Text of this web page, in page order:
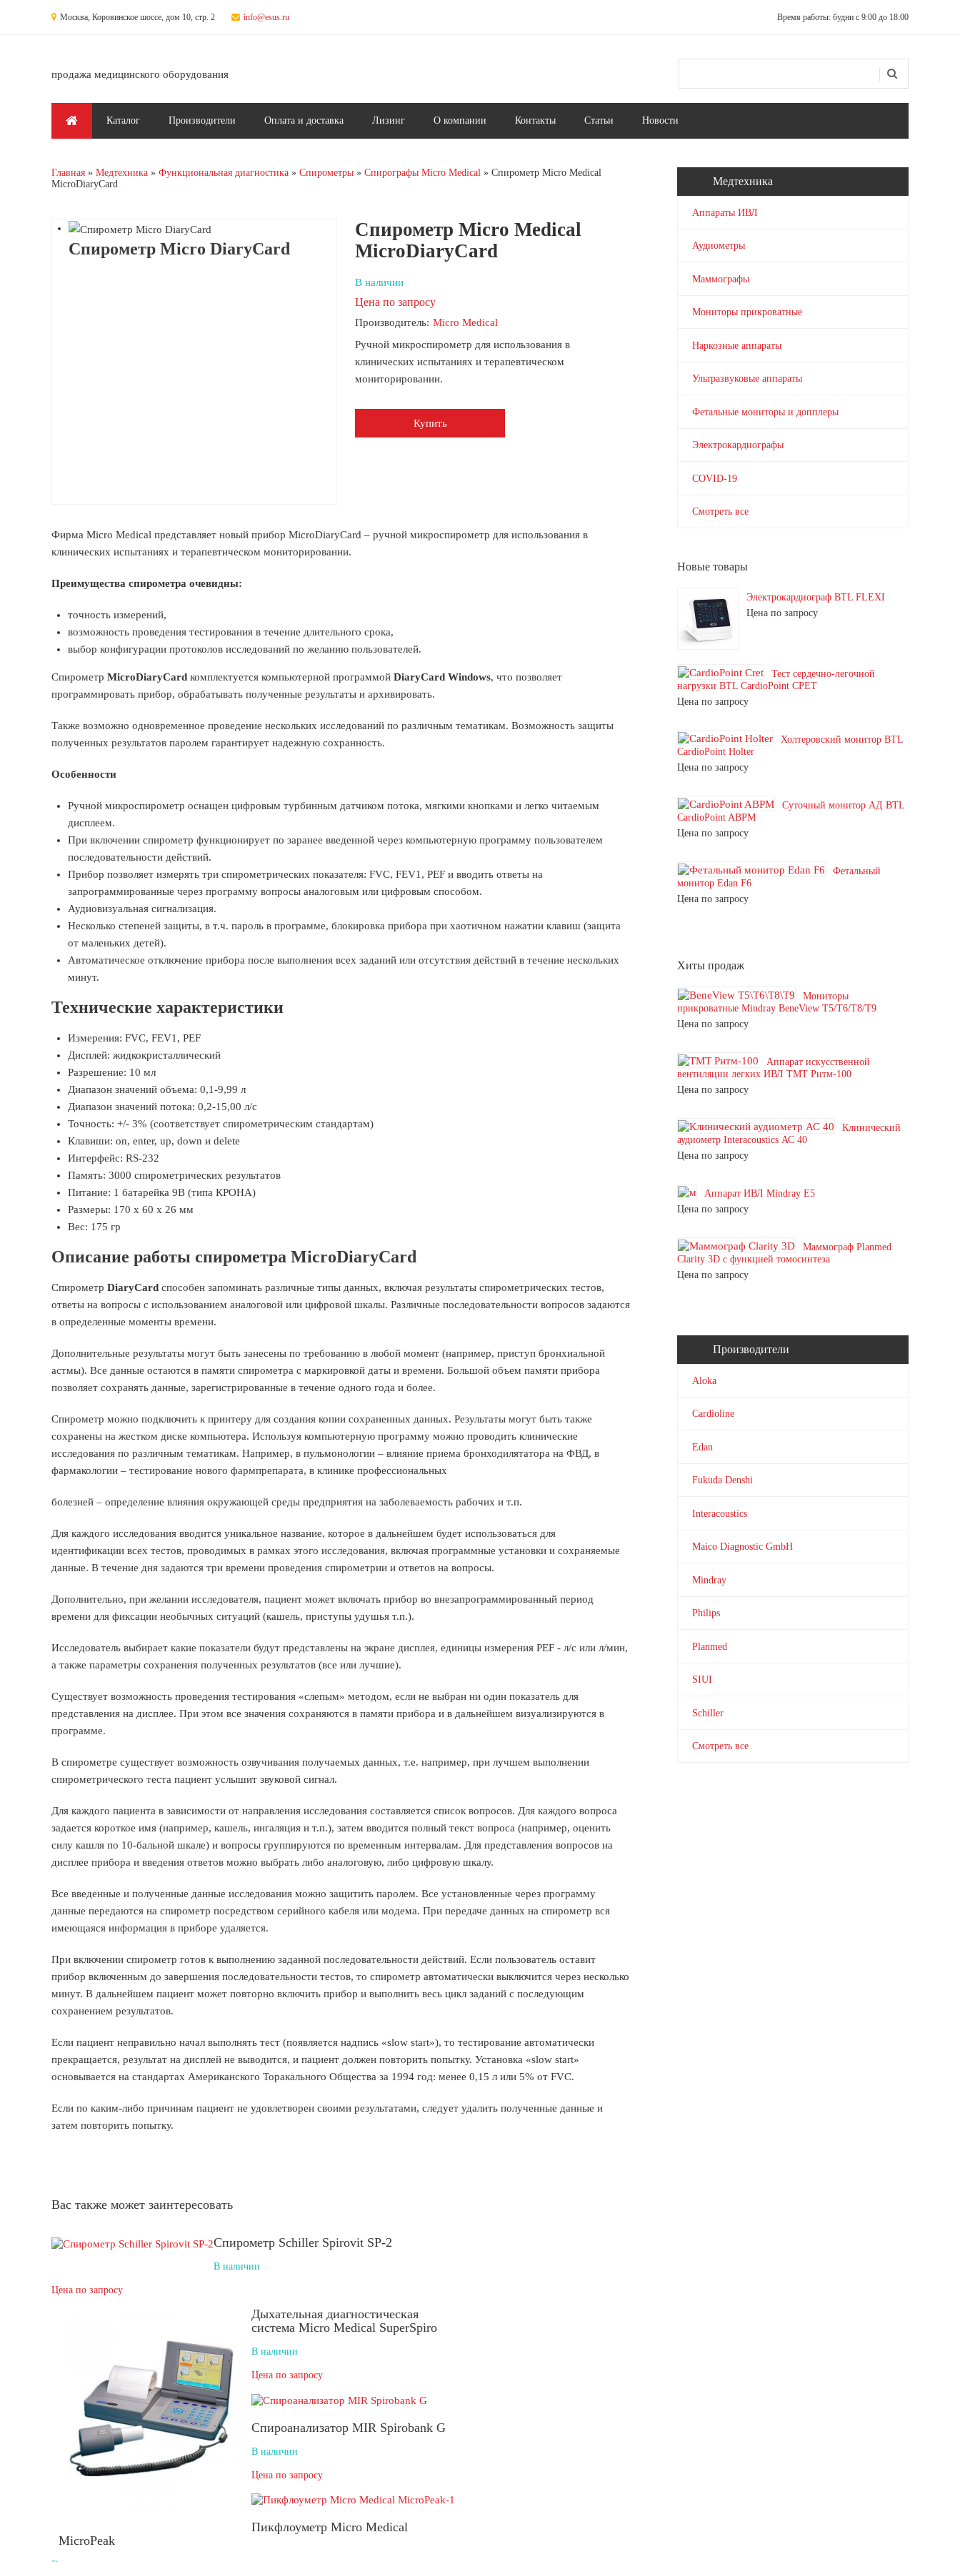
Москва, Коровинское шоссе, дом 10, стр. 2 info@esus.ru Время работы: будни с 9:00 до 18:00
продажа медицинского оборудования
Главное менюКаталог Производители Оплата и доставка Лизинг О компании Контакты Статьи Новости
Главная Медтехника Функциональная диагностика Спирометры Cпирографы Micro Medical
Спирометр Micro Medical
MicroDiaryCard
Спирометр Micro DiaryCard
Спирометр Micro Medical
MicroDiaryCard
В наличии
Цена по запросу
Производитель: Micro Medical
Ручной микроспирометр для использования в
клинических испытаниях и терапевтическом
мониторировании.
Купить
Фирма Micro Medical представляет новый прибор MicroDiaryCard – ручной микроспирометр для использования в
клинических испытаниях и терапевтическом мониторировании.
Преимущества спирометра очевидны:
точность измерений,
возможность проведения тестирования в течение длительного срока,
выбор конфигурации протоколов исследований по желанию пользователей.
Спирометр MicroDiaryCard комплектуется компьютерной программой DiaryCard Windows, что позволяет
программировать прибор, обрабатывать полученные результаты и архивировать.
Также возможно одновременное проведение нескольких исследований по различным тематикам. Возможность защиты
полученных результатов паролем гарантирует надежную сохранность.
Особенности
Ручной микроспирометр оснащен цифровым турбинным датчиком потока, мягкими кнопками и легко читаемым
дисплеем.
При включении спирометр функционирует по заранее введенной через компьютерную программу пользователем
последовательности действий.
Прибор позволяет измерять три спирометрических показателя: FVC, FEV1, PEF и вводить ответы на
запрограммированные через программу вопросы аналоговым или цифровым способом.
Аудиовизуальная сигнализация.
Несколько степеней защиты, в т.ч. пароль в программе, блокировка прибора при хаотичном нажатии клавиш (защита
от маленьких детей).
Автоматическое отключение прибора после выполнения всех заданий или отсутствия действий в течение нескольких
минут.
Технические характеристики
Измерения: FVC, FEV1, PEF
Дисплей: жидкокристаллический
Разрешение: 10 мл
Диапазон значений объема: 0,1-9,99 л
Диапазон значений потока: 0,2-15,00 л/с
Точность: +/- 3% (соответствует спирометрическим стандартам)
Клавиши: on, enter, up, down и delete
Интерфейс: RS-232
Память: 3000 спирометрических результатов
Питание: 1 батарейка 9В (типа КРОНА)
Размеры: 170 х 60 х 26 мм
Вес: 175 гр
Описание работы спирометра MicroDiaryCard
Спирометр DiaryCard способен запоминать различные типы данных, включая результаты спирометрических тестов,
ответы на вопросы с использованием аналоговой или цифровой шкалы. Различные последовательности вопросов задаются
в определенные моменты времени.
Дополнительные результаты могут быть занесены по требованию в любой момент (например, приступ бронхиальной
астмы). Все данные остаются в памяти спирометра с маркировкой даты и времени. Большой объем памяти прибора
позволяет сохранять данные, зарегистрированные в течение одного года и более.
Спирометр можно подключить к принтеру для создания копии сохраненных данных. Результаты могут быть также
сохранены на жестком диске компьютера. Используя компьютерную программу можно проводить клинические
исследования по различным тематикам. Например, в пульмонологии – влияние приема бронходилятатора на ФВД, в
фармакологии – тестирование нового фармпрепарата, в клинике профессиональных
болезней – определение влияния окружающей среды предприятия на заболеваемость рабочих и т.п.
Для каждого исследования вводится уникальное название, которое в дальнейшем будет использоваться для
идентификации всех тестов, проводимых в рамках этого исследования, включая программные установки и сохраняемые
данные. В течение дня задаются три времени проведения спирометрии и ответов на вопросы.
Дополнительно, при желании исследователя, пациент может включать прибор во внезапрограммированный период
времени для фиксации необычных ситуаций (кашель, приступы удушья т.п.).
Исследователь выбирает какие показатели будут представлены на экране дисплея, единицы измерения PEF - л/с или л/мин,
а также параметры сохранения полученных результатов (все или лучшие).
Существует возможность проведения тестирования «слепым» методом, если не выбран ни один показатель для
представления на дисплее. При этом все значения сохраняются в памяти прибора и в дальнейшем визуализируются в
программе.
В спирометре существует возможность озвучивания получаемых данных, т.е. например, при лучшем выполнении
спирометрического теста пациент услышит звуковой сигнал.
Для каждого пациента в зависимости от направления исследования составляется список вопросов. Для каждого вопроса
задается короткое имя (например, кашель, ингаляция и т.п.), затем вводится полный текст вопроса (например, оценить
силу кашля по 10-бальной шкале) и вопросы группируются по временным интервалам. Для представления вопросов на
дисплее прибора и введения ответов можно выбрать либо аналоговую, либо цифровую шкалу.
Все введенные и полученные данные исследования можно защитить паролем. Все установленные через программу
данные передаются на спирометр посредством серийного кабеля или модема. При передаче данных на спирометр вся
имеющаяся информация в приборе удаляется.
При включении спирометр готов к выполнению заданной последовательности действий. Если пользователь оставит
прибор включенным до завершения последовательности тестов, то спирометр автоматически выключится через несколько
минут. В дальнейшем пациент может повторно включить прибор и выполнить весь цикл заданий с последующим
сохранением результатов.
Если пациент неправильно начал выполнять тест (появляется надпись «slow start»), то тестирование автоматически
прекращается, результат на дисплей не выводится, и пациент должен повторить попытку. Установка «slow start»
основывается на стандартах Американского Торакального Общества за 1994 год: менее 0,15 л или 5% от FVC.
Если по каким-либо причинам пациент не удовлетворен своими результатами, следует удалить полученные данные и
затем повторить попытку.
Медтехника
Аппараты ИВЛ
Аудиометры
Маммографы
Мониторы прикроватные
Наркозные аппараты
Ультразвуковые аппараты
Фетальные мониторы и допплеры
Электрокардиографы
COVID-19
Смотреть все
Новые товары
Электрокардиограф BTL FLEXI
Цена по запросу
Тест сердечно-легочной
нагрузки BTL CardioPoint CPET
Цена по запросу
Холтеровский монитор BTL
CardioPoint Holter
Цена по запросу
Суточный монитор АД BTL
CardioPoint ABPM
Цена по запросу
Фетальный
монитор Edan F6
Цена по запросу
Хиты продаж
Мониторы
прикроватные Mindray BeneView T5/T6/T8/T9
Цена по запросу
Аппарат искусственной
вентиляции легких ИВЛ ТМТ Ритм-100
Цена по запросу
Клинический
аудиометр Interacoustics АС 40
Цена по запросу
Аппарат ИВЛ Mindray E5
Цена по запросу
Маммограф Planmed
Clarity 3D с функцией томосинтеза
Цена по запросу
Производители
Aloka
Cardioline
Edan
Fukuda Denshi
Interacoustics
Maico Diagnostic GmbH
Mindray
Philips
Planmed
SIUI
Schiller
Смотреть все
Вас также может заинтересовать
Спирометр Schiller Spirovit SP-2
В наличии
Цена по запросу
Дыхательная диагностическая
система Micro Medical SuperSpiro
В наличии
Цена по запросу
Спироанализатор MIR Spirobank G
В наличии
Цена по запросу
Пикфлоуметр Micro Medical
MicroPeak